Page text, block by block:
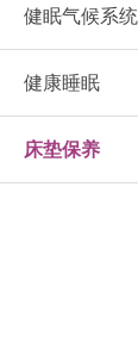
健眠气候系统
健康睡眠
床垫保养